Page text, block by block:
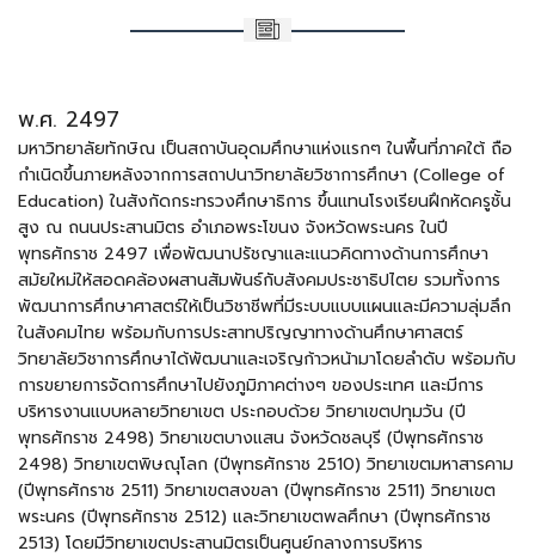
พ.ศ. 2497
มหาวิทยาลัยทักษิณ เป็นสถาบันอุดมศึกษาแห่งแรกๆ ในพื้นที่ภาคใต้ ถือ
กำเนิดขึ้นภายหลังจากการสถาปนาวิทยาลัยวิชาการศึกษา (College of
Education) ในสังกัดกระทรวงศึกษาธิการ ขึ้นแทนโรงเรียนฝึกหัดครูชั้น
สูง ณ ถนนประสานมิตร อำเภอพระโขนง จังหวัดพระนคร ในปี
พุทธศักราช 2497 เพื่อพัฒนาปรัชญาและแนวคิดทางด้านการศึกษา
สมัยใหม่ให้สอดคล้องผสานสัมพันธ์กับสังคมประชาธิปไตย รวมทั้งการ
พัฒนาการศึกษาศาสตร์ให้เป็นวิชาชีพที่มีระบบแบบแผนและมีความลุ่มลึก
ในสังคมไทย พร้อมกับการประสาทปริญญาทางด้านศึกษาศาสตร์
วิทยาลัยวิชาการศึกษาได้พัฒนาและเจริญก้าวหน้ามาโดยลำดับ พร้อมกับ
การขยายการจัดการศึกษาไปยังภูมิภาคต่างๆ ของประเทศ และมีการ
บริหารงานแบบหลายวิทยาเขต ประกอบด้วย วิทยาเขตปทุมวัน (ปี
พุทธศักราช 2498) วิทยาเขตบางแสน จังหวัดชลบุรี (ปีพุทธศักราช
2498) วิทยาเขตพิษณุโลก (ปีพุทธศักราช 2510) วิทยาเขตมหาสารคาม
(ปีพุทธศักราช 2511) วิทยาเขตสงขลา (ปีพุทธศักราช 2511) วิทยาเขต
พระนคร (ปีพุทธศักราช 2512) และวิทยาเขตพลศึกษา (ปีพุทธศักราช
2513) โดยมีวิทยาเขตประสานมิตรเป็นศูนย์กลางการบริหาร